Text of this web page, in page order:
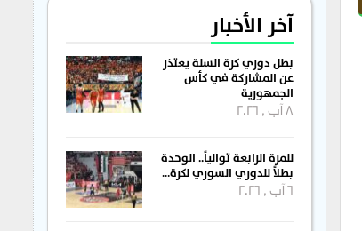
آخر الأخبار
بطل دوري كرة السلة يعتذر
عن المشاركة في كأس
الجمهورية
8 آب , 2026
للمرة الرابعة توالياً.. الوحدة
بطلاً للدوري السوري لكرة…
6 آب , 2026